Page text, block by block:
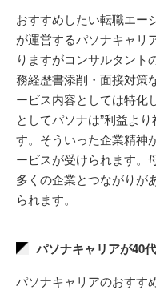
おすすめしたい転職エー
が運営するパソナキャリ
りますがコンサルタント
務経歴書添削・面接対策
ービス内容としては特化
としてパソナは”利益よ
す。そういった企業精神
ービスが受けられます。
多くの企業とつながりが
られます。
パソナキャリアが40
パソナキャリアのおすす